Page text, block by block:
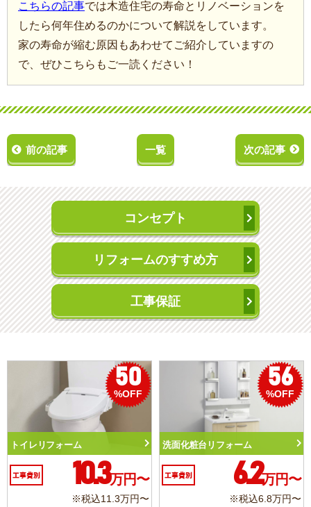
こちらの記事では木造住宅の寿命とリノベーションを
したら何年住めるのかについて解説をしています。
家の寿命が縮む原因もあわせてご紹介していますの
で、ぜひこちらもご一読ください！
前の記事 一覧 次の記事
コンセプト
リフォームのすすめ方
工事保証
50
%OFF
トイレリフォーム
工事費別 10.3万円〜
※税込11.3万円〜
56
%OFF
洗面化粧台リフォーム
工事費別 6.2万円〜
※税込6.8万円〜